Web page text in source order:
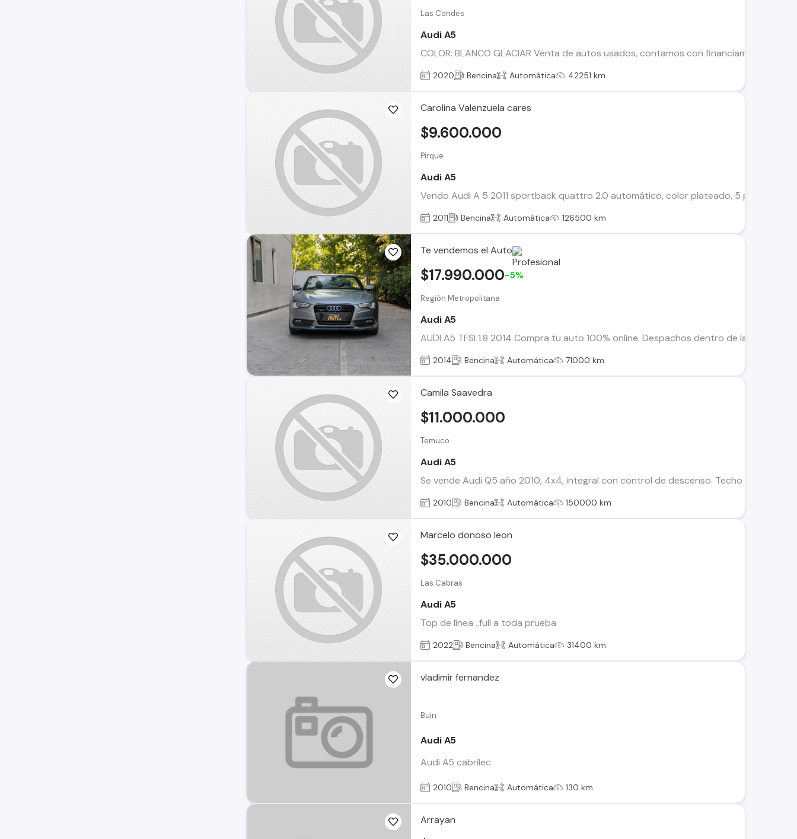
Las Condes
Audi A5
COLOR: BLANCO GLACIAR Venta de autos usados, contamos con financiamiento
2020 Bencina Automática 42251 km
Carolina Valenzuela cares
Pirque
Audi A5
Vendo Audi A 5 2011 sportback quattro 2.0 automático, color plateado, 5 puertas,
$9.600.000
2011 Bencina Automática 126500 km
Te vendemos el Auto
Región Metropolitana
Audi A5
AUDI A5 TFSI 1.8 2014 Compra tu auto 100% online. Despachos dentro de la RM y
$17.990.000-5%
2014 Bencina Automática 71000 km
Camila Saavedra
Temuco
Audi A5
Se vende Audi Q5 año 2010, 4x4, integral con control de descenso. Techo solar
$11.000.000
2010 Bencina Automática 150000 km
Marcelo donoso leon
Las Cabras
Audi A5
Top de línea ..full a toda prueba
$35.000.000
2022 Bencina Automática 31400 km
vladimir fernandez
Buin
Audi A5
Audi A5 cabrilec
2010 Bencina Automática 130 km
Arrayan